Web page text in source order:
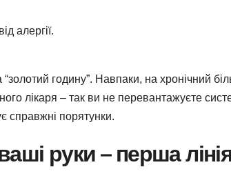
алергії.
годину”. Навпаки, на хронічний
лікаря – так ви не перевантажуєте
справжні порятунки.
руки – перша